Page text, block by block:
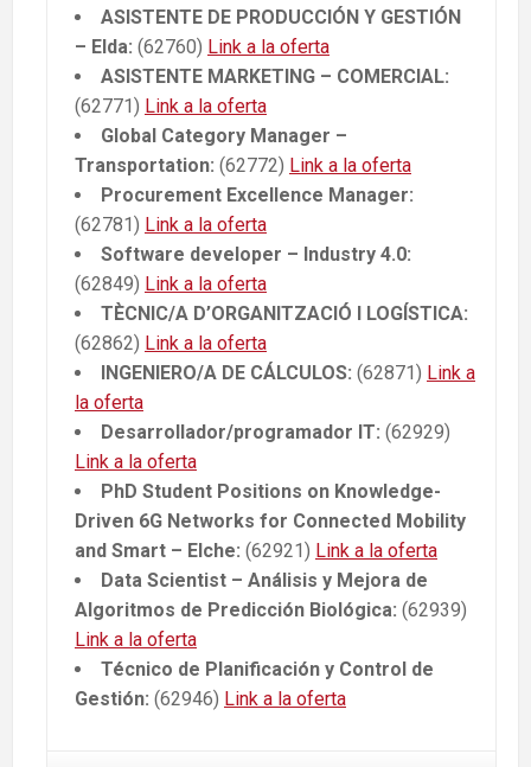
ASISTENTE DE PRODUCCIÓN Y GESTIÓN
– Elda: (62760) Link a la oferta
ASISTENTE MARKETING – COMERCIAL:
(62771) Link a la oferta
Global Category Manager –
Transportation: (62772) Link a la oferta
Procurement Excellence Manager:
(62781) Link a la oferta
Software developer – Industry 4.0:
(62849) Link a la oferta
TÈCNIC/A D’ORGANITZACIÓ I LOGÍSTICA:
(62862) Link a la oferta
INGENIERO/A DE CÁLCULOS: (62871) Link a
la oferta
Desarrollador/programador IT: (62929)
Link a la oferta
PhD Student Positions on Knowledge-
Driven 6G Networks for Connected Mobility
and Smart – Elche: (62921) Link a la oferta
Data Scientist – Análisis y Mejora de
Algoritmos de Predicción Biológica: (62939)
Link a la oferta
Técnico de Planificación y Control de
Gestión: (62946) Link a la oferta